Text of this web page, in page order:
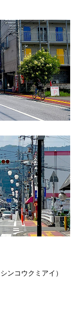
ンコウクミアイ）